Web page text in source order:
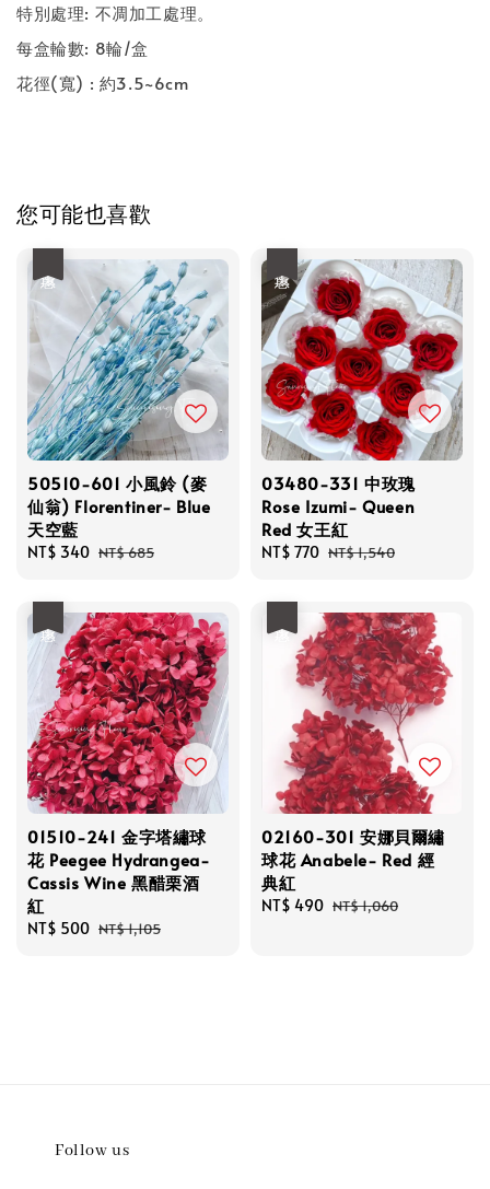
特別處理: 不凋加工處理。
每盒輪數: 8輪/盒
花徑(寬) : 約3.5~6cm
您可能也喜歡
50510-601 小風鈴 (麥
仙翁) Florentiner- Blue
天空藍
Sale
NT$ 340 Regular
NT$ 685
03480-331 中玫瑰
Rose Izumi- Queen
Red 女王紅
Sale
NT$ 770 Regular
NT$ 1,540
01510-241 金字塔繡球
花 Peegee Hydrangea-
Cassis Wine 黑醋栗酒
紅
Sale
NT$ 500 Regular
NT$ 1,105
02160-301 安娜貝爾繡
球花 Anabele- Red 經
典紅
Sale
NT$ 490 Regular
NT$ 1,060
Follow us